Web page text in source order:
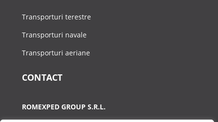
Transporturi terestre
Transporturi navale
Transporturi aeriane
CONTACT
ROMEXPED GROUP S.R.L.